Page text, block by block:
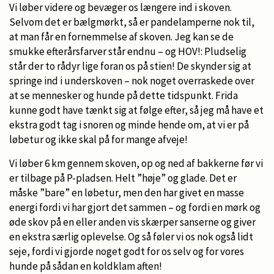
Vi løber videre og bevæger os længere ind i skoven.
Selvom det er bælgmørkt, så er pandelamperne nok til,
at man får en fornemmelse af skoven. Jeg kan se de
smukke efterårsfarver står endnu – og HOV!: Pludselig
står der to rådyr lige foran os på stien! De skynder sig at
springe ind i underskoven – nok noget overraskede over
at se mennesker og hunde på dette tidspunkt. Frida
kunne godt have tænkt sig at følge efter, så jeg må have et
ekstra godt tag i snoren og minde hende om, at vi er på
løbetur og ikke skal på for mange afveje!
Vi løber 6 km gennem skoven, op og ned af bakkerne før vi
er tilbage på P-pladsen. Helt ”høje” og glade. Det er
måske ”bare” en løbetur, men den har givet en masse
energi fordi vi har gjort det sammen – og fordi en mørk og
øde skov på en eller anden vis skærper sanserne og giver
en ekstra særlig oplevelse. Og så føler vi os nok også lidt
seje, fordi vi gjorde noget godt for os selv og for vores
hunde på sådan en koldklam aften!